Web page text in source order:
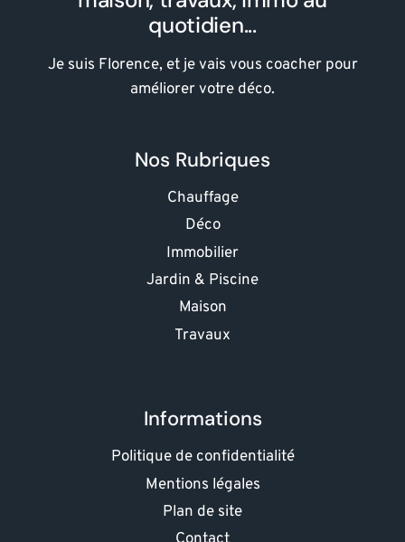
quotidien...
Je suis Florence, et je vais vous coacher pour
améliorer votre déco.
Nos Rubriques
Chauffage
Déco
Immobilier
Jardin & Piscine
Maison
Travaux
Informations
Politique de confidentialité
Mentions légales
Plan de site